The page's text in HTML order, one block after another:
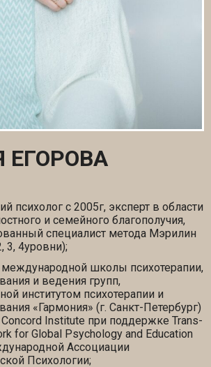
ЕГОРОВА
психолог с 2005г, эксперт в области
и семейного благополучия,
специалист метода Мэрилин
3, 4уровни);
школы психотерапии,
и ведения групп,
институтом психотерапии и
«Гармония» (г. Санкт-Петербург)
Institute при поддержке Trans-
for Global Psychology and Education
Ассоциации
Психологии;